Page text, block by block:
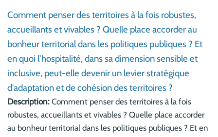
Comment penser des territoires à la fois robustes,
accueillants et vivables ? Quelle place accorder au
bonheur territorial dans les politiques publiques ? Et
en quoi l’hospitalité, dans sa dimension sensible et
inclusive, peut-elle devenir un levier stratégique
d’adaptation et de cohésion des territoires ?
Description: Comment penser des territoires à la fois
robustes, accueillants et vivables ? Quelle place accorder
au bonheur territorial dans les politiques publiques ? Et en